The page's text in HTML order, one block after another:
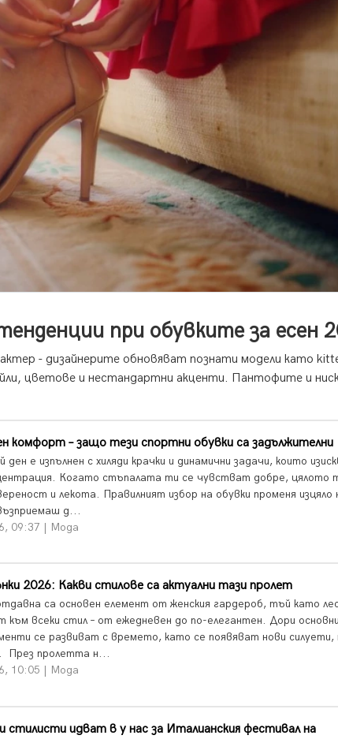
при обувките за есен
- дизайнерите обновяват познати модели като
цветове и нестандартни акценти. Пантофите и
комфорт – защо тези спортни обувки са задължителни
ден е изпълнен с хиляди крачки и динамични задачи, които
Когато стъпалата ти се чувстват добре, цялото
и лекота. Правилният избор на обувки променя изцяло
д...
09:37 | Мода
2026: Какви стилове са актуални тази пролет
са основен елемент от женския гардероб, тъй като
към всеки стил – от ежедневен до по-елегантен. Дори
се развиват с времето, като се появяват нови силуети,
През пролетта н...
10:05 | Мода
стилисти идват в у нас за Италианския фестивал на